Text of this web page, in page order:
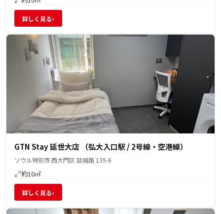
詳しく見る›
GTN Stay 延世大店 （弘大入口駅 / 2号線・空港線）
ソウル特別市 西大門区 延禧路 139-6
約10㎡
詳しく見る›